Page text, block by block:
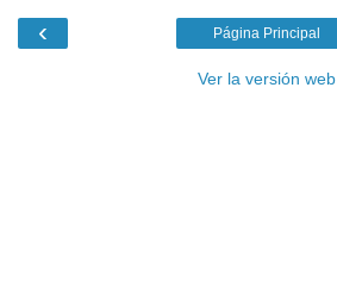
‹ Página Principal
Ver la versión web